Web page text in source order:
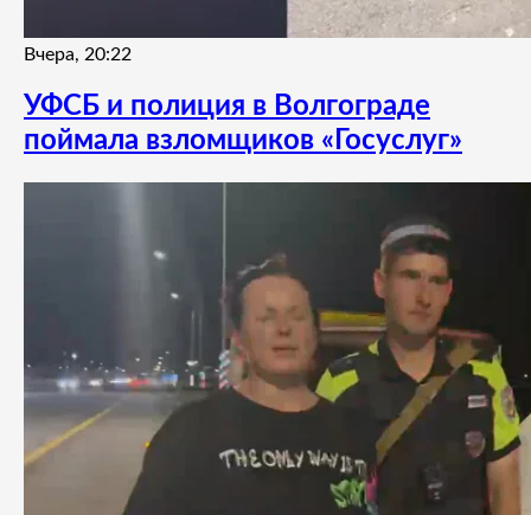
Вчера, 20:22
УФСБ и полиция в Волгограде
поймала взломщиков «Госуслуг»